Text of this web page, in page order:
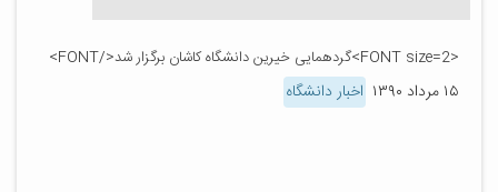
<FONT size=2>گردهمایی خیرین دانشگاه کاشان برگزار شد</FONT>
۱۵ مرداد ۱۳۹۰ اخبار دانشگاه